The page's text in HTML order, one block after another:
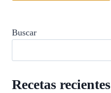
Buscar
Recetas recientes